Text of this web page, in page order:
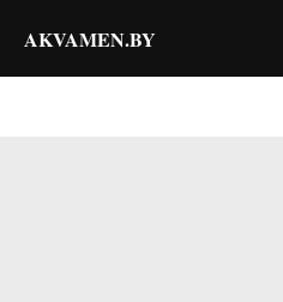
AKVAMEN.BY